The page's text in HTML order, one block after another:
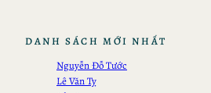
DANH SÁCH MỚI NHẤT
Nguyễn Đỗ Tước
Lê Văn Tỵ